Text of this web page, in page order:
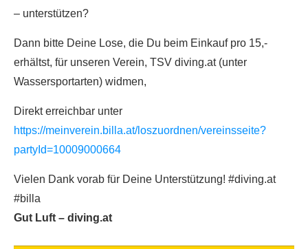
– unterstützen?
Dann bitte Deine Lose, die Du beim Einkauf pro 15,-
erhältst, für unseren Verein, TSV diving.at (unter
Wassersportarten) widmen,
Direkt erreichbar unter
https://meinverein.billa.at/loszuordnen/vereinsseite?
partyId=10009000664
Vielen Dank vorab für Deine Unterstützung! #diving.at
#billa
Gut Luft – diving.at